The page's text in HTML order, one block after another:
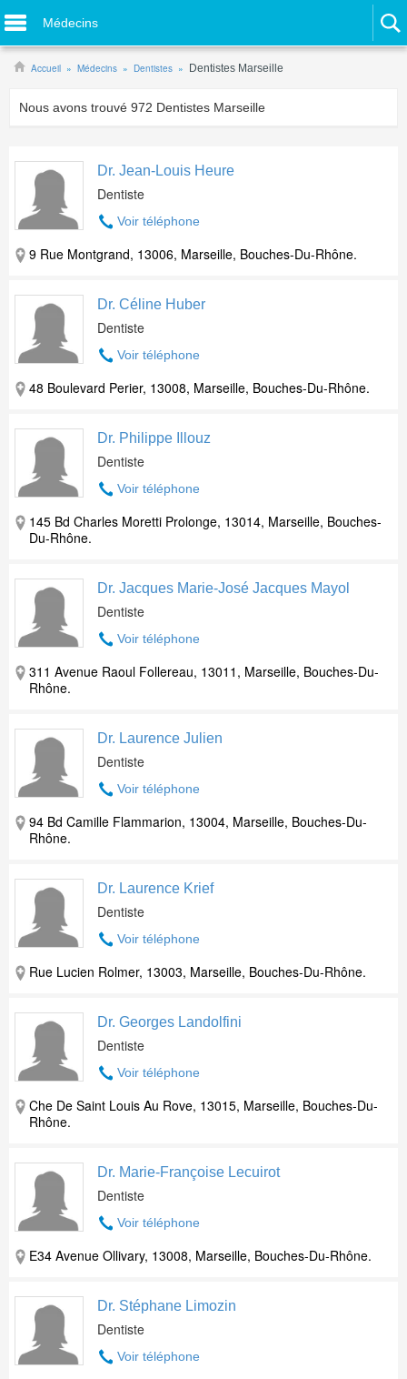
Médecins
Accueil Médecins Dentistes Dentistes Marseille
Nous avons trouvé 972 Dentistes Marseille
Dr. Jean-Louis Heure
Dentiste
Voir téléphone
9 Rue Montgrand, 13006, Marseille, Bouches-Du-Rhône.
Dr. Céline Huber
Dentiste
Voir téléphone
48 Boulevard Perier, 13008, Marseille, Bouches-Du-Rhône.
Dr. Philippe Illouz
Dentiste
Voir téléphone
145 Bd Charles Moretti Prolonge, 13014, Marseille, Bouches-
Du-Rhône.
Dr. Jacques Marie-José Jacques Mayol
Dentiste
Voir téléphone
311 Avenue Raoul Follereau, 13011, Marseille, Bouches-Du-
Rhône.
Dr. Laurence Julien
Dentiste
Voir téléphone
94 Bd Camille Flammarion, 13004, Marseille, Bouches-Du-
Rhône.
Dr. Laurence Krief
Dentiste
Voir téléphone
Rue Lucien Rolmer, 13003, Marseille, Bouches-Du-Rhône.
Dr. Georges Landolfini
Dentiste
Voir téléphone
Che De Saint Louis Au Rove, 13015, Marseille, Bouches-Du-
Rhône.
Dr. Marie-Françoise Lecuirot
Dentiste
Voir téléphone
E34 Avenue Ollivary, 13008, Marseille, Bouches-Du-Rhône.
Dr. Stéphane Limozin
Dentiste
Voir téléphone